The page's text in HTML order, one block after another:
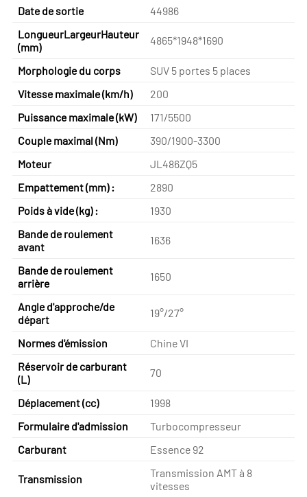
Date de sortie
44986
LongueurLargeurHauteur
(mm)
4865*1948*1690
Morphologie du corps
SUV 5 portes 5 places
Vitesse maximale (km/h)
200
Puissance maximale (kW)
171/5500
Couple maximal (Nm)
390/1900-3300
Moteur
JL486ZQ5
Empattement (mm) :
2890
Poids à vide (kg) :
1930
Bande de roulement
avant
1636
Bande de roulement
arrière
1650
Angle d'approche/de
départ
19°/27°
Normes d'émission
Chine VI
Réservoir de carburant
(L)
70
Déplacement (cc)
1998
Formulaire d'admission
Turbocompresseur
Carburant
Essence 92
Transmission
Transmission AMT à 8
vitesses